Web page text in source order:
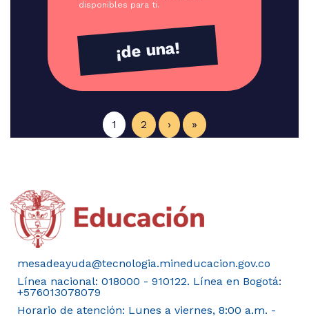
disponibles para ti.
¡de una!
1 2 › Next ›
» Last »
mesadeayuda@tecnologia.mineducacion.gov.co
Línea nacional: 018000 - 910122. Línea en Bogotá:
+576013078079
Horario de atención: Lunes a viernes, 8:00 a.m. -